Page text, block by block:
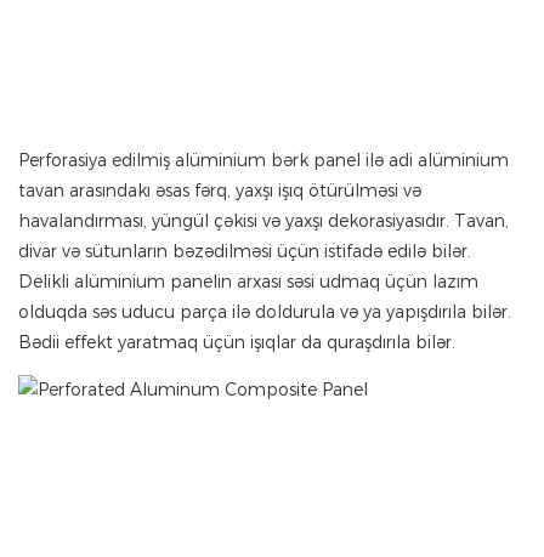
Perforasiya edilmiş alüminium bərk panel ilə adi alüminium
tavan arasındakı əsas fərq, yaxşı işıq ötürülməsi və
havalandırması, yüngül çəkisi və yaxşı dekorasiyasıdır. Tavan,
divar və sütunların bəzədilməsi üçün istifadə edilə bilər.
Delikli alüminium panelin arxası səsi udmaq üçün lazım
olduqda səs uducu parça ilə doldurula və ya yapışdırıla bilər.
Bədii effekt yaratmaq üçün işıqlar da quraşdırıla bilər.